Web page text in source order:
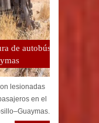
de autobús
lesionadas
en el